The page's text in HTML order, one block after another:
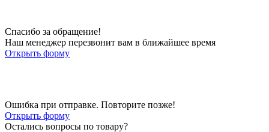
Спасибо за обращение!
Наш менеджер перезвонит вам в ближайшее время
Открыть форму
Ошибка при отправке. Повторите позже!
Открыть форму
Остались вопросы по товару?